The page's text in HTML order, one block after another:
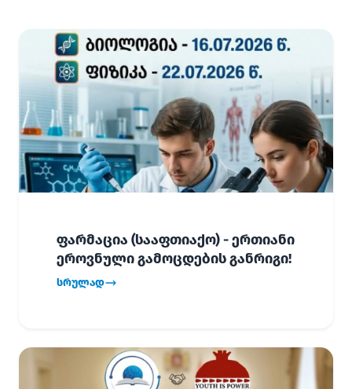
ფარმაცია (სააფთიაქო) - ერთიანი
ეროვნული გამოცდების განრიგი!
სრულად